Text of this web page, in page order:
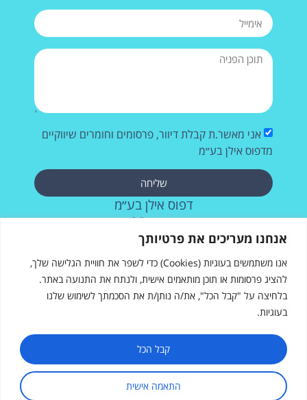
אנחנו מעריכים את פרטיותך
אנו משתמשים בעוגיות (Cookies) כדי לשפר את חוויית הגלישה שלך,
להציג פרסומות או תוכן מותאמים אישית, ולנתח את התנועה באתר.
בלחיצה על "קבל הכל", את/ה נותן/ת את הסכמתך לשימוש שלנו
בעוגיות.
התאמה אישית
קבל הכל
אני מאשר.ת קבלת דיוור, פרסומים וחומרים שיווקיים
מדפוס אילן בע״מ
שליחה
דפוס אילן בע״מ
רחוב העבודה 28, אשדוד
073-2572715
דפוס אילן
רחוב העבודה 28, אשדוד
073-257-2715